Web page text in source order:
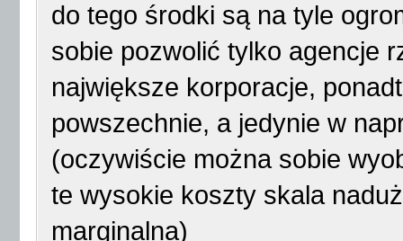
do tego środki są na tyle
sobie pozwolić tylko agencje
największe korporacje,
powszechnie, a jedynie w
(oczywiście można sobie
te wysokie koszty skala
marginalna)